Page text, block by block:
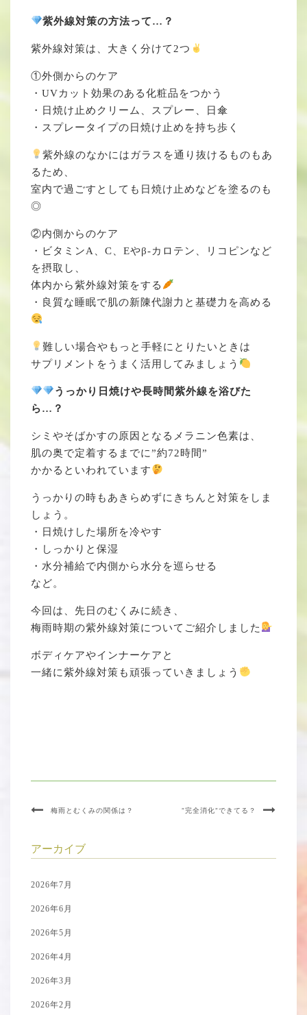
紫外線対策の方法って…？
紫外線対策は、大きく分けて2つ
①外側からのケア
・UVカット効果のある化粧品をつかう
・日焼け止めクリーム、スプレー、日傘
・スプレータイプの日焼け止めを持ち歩く
紫外線のなかにはガラスを通り抜けるものもあ
るため、
室内で過ごすとしても日焼け止めなどを塗るのも
◎
②内側からのケア
・ビタミンA、C、Eやβ-カロテン、リコピンなど
を摂取し、
体内から紫外線対策をする
・良質な睡眠で肌の新陳代謝力と基礎力を高める
難しい場合やもっと手軽にとりたいときは
サプリメントをうまく活用してみましょう
うっかり日焼けや長時間紫外線を浴びた
ら…？
シミやそばかすの原因となるメラニン色素は、
肌の奥で定着するまでに”約72時間”
かかるといわれています
うっかりの時もあきらめずにきちんと対策をしま
しょう。
・日焼けした場所を冷やす
・しっかりと保湿
・水分補給で内側から水分を巡らせる
など。
今回は、先日のむくみに続き、
梅雨時期の紫外線対策についてご紹介しました
ボディケアやインナーケアと
一緒に紫外線対策も頑張っていきましょう
梅雨とむくみの関係は？ ”完全消化”できてる？
アーカイブ
2026年7月
2026年6月
2026年5月
2026年4月
2026年3月
2026年2月